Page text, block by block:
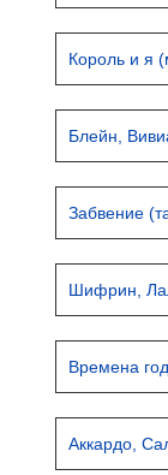
Король и я
Блейн,
Забвение
Шифрин,
Времена
Аккардо,